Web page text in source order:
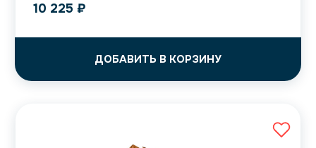
10 225 ₽
ДОБАВИТЬ В КОРЗИНУ